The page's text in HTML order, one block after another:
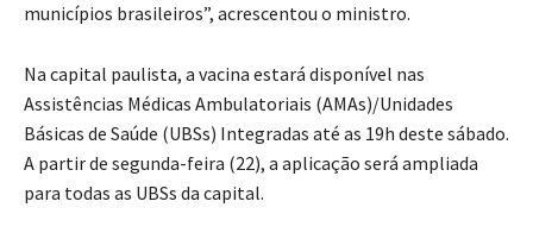
municípios brasileiros”, acrescentou o ministro.
Na capital paulista, a vacina estará disponível nas
Assistências Médicas Ambulatoriais (AMAs)/Unidades
Básicas de Saúde (UBSs) Integradas até as 19h deste sábado.
A partir de segunda-feira (22), a aplicação será ampliada
para todas as UBSs da capital.